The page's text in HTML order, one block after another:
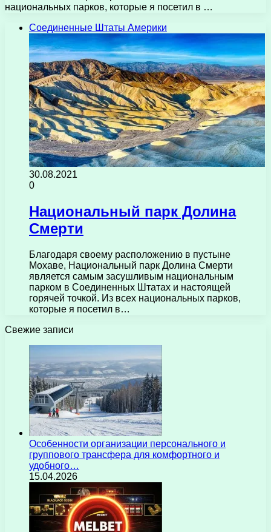
национальных парков, которые я посетил в …
Соединенные Штаты Америки
30.08.2021
0
Национальный парк Долина
Смерти
Благодаря своему расположению в пустыне
Мохаве, Национальный парк Долина Смерти
является самым засушливым национальным
парком в Соединенных Штатах и ​​настоящей
горячей точкой. Из всех национальных парков,
которые я посетил в…
Свежие записи
Особенности организации персонального и
группового трансфера для комфортного и
удобного…
15.04.2026